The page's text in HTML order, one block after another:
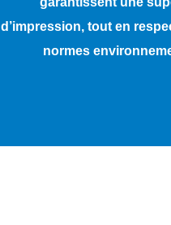
d’impression, tout en
normes